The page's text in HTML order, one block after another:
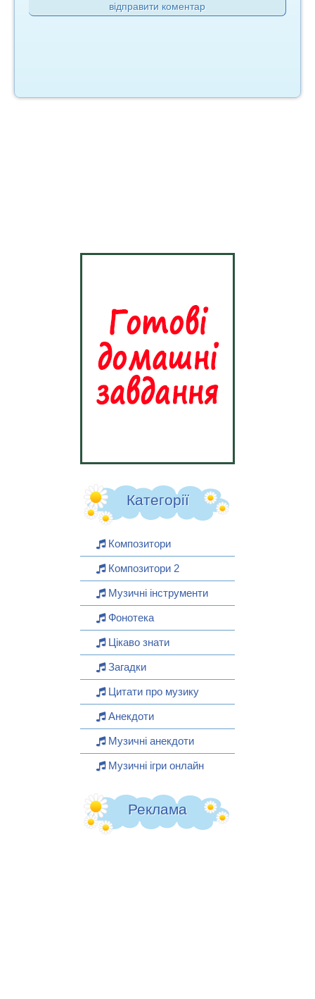
Категорії
Композитори
Композитори 2
Музичні інструменти
Фонотека
Цікаво знати
Загадки
Цитати про музику
Анекдоти
Музичні анекдоти
Музичні ігри онлайн
Реклама